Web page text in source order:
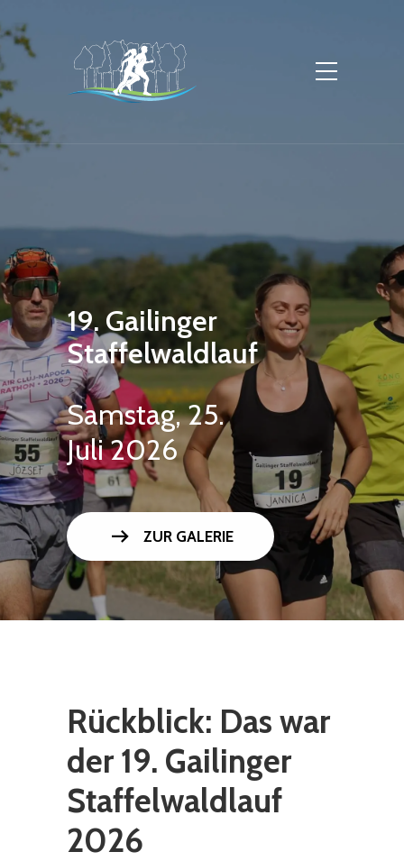
19. Gailinger
Staffelwaldlauf
Samstag, 25.
Juli 2026
arrow_right_alt ZUR GALERIE
Rückblick: Das war
der 19. Gailinger
Staffelwaldlauf
2026